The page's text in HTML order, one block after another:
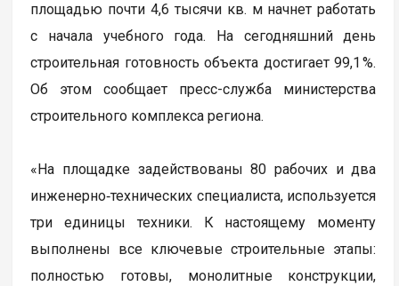
площадью почти 4,6 тысячи кв. м начнет работать
с начала учебного года. На сегодняшний день
строительная готовность объекта достигает 99,1 %.
Об этом сообщает пресс-служба министерства
строительного комплекса региона.
«На площадке задействованы 80 рабочих и два
инженерно‑технических специалиста, используется
три единицы техники. К настоящему моменту
выполнены все ключевые строительные этапы:
полностью готовы, монолитные конструкции,